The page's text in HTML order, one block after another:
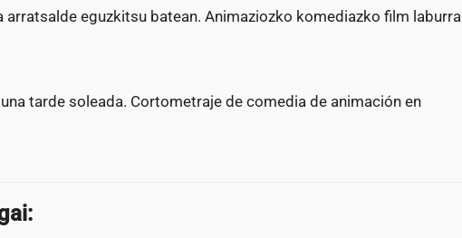
arratsalde eguzkitsu batean. Animaziozko komediazko film laburra
tarde soleada. Cortometraje de comedia de animación en